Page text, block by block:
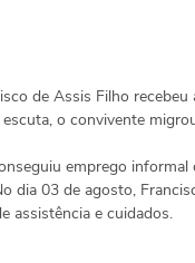
de Assis Filho
o convivente
emprego
dia 03 de agosto,
assistência e cuidados.